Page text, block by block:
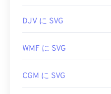
DJV に SVG
WMF に SVG
CGM に SVG